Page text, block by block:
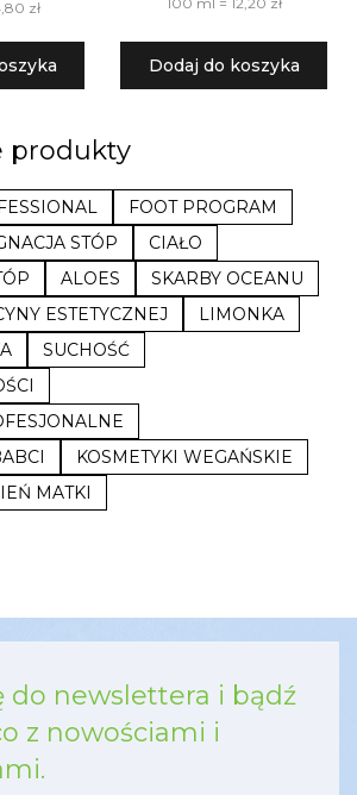
zł
Dodaj do koszyka
produkty
FOOT PROGRAM
STÓP
CIAŁO
ALOES
SKARBY OCEANU
ESTETYCZNEJ
LIMONKA
SUCHOŚĆ
KOSMETYKI WEGAŃSKIE
MATKI
do newslettera i bądź
z nowościami i